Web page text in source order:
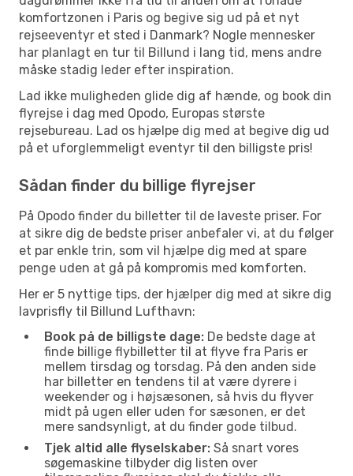
komfortzonen i Paris og begive sig ud på et nyt
rejseeventyr et sted i Danmark? Nogle mennesker
har planlagt en tur til Billund i lang tid, mens andre
måske stadig leder efter inspiration.
Lad ikke muligheden glide dig af hænde, og book din
flyrejse i dag med Opodo, Europas største
rejsebureau. Lad os hjælpe dig med at begive dig ud
på et uforglemmeligt eventyr til den billigste pris!
Sådan finder du billige flyrejser
På Opodo finder du billetter til de laveste priser. For
at sikre dig de bedste priser anbefaler vi, at du følger
et par enkle trin, som vil hjælpe dig med at spare
penge uden at gå på kompromis med komforten.
Her er 5 nyttige tips, der hjælper dig med at sikre dig
lavprisfly til Billund Lufthavn:
Book på de billigste dage: De bedste dage at
finde billige flybilletter til at flyve fra Paris er
mellem tirsdag og torsdag. På den anden side
har billetter en tendens til at være dyrere i
weekender og i højsæsonen, så hvis du flyver
midt på ugen eller uden for sæsonen, er det
mere sandsynligt, at du finder gode tilbud.
Tjek altid alle flyselskaber: Så snart vores
søgemaskine tilbyder dig listen over